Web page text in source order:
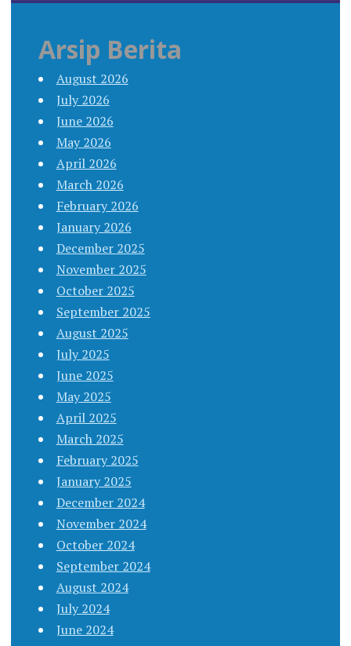
Arsip Berita
August 2026
July 2026
June 2026
May 2026
April 2026
March 2026
February 2026
January 2026
December 2025
November 2025
October 2025
September 2025
August 2025
July 2025
June 2025
May 2025
April 2025
March 2025
February 2025
January 2025
December 2024
November 2024
October 2024
September 2024
August 2024
July 2024
June 2024